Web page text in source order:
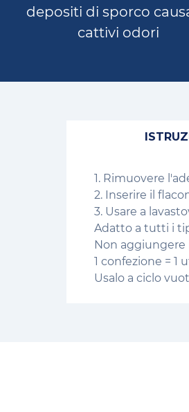
depositi di sporco
cattivi odori
1. Rimuovere
2. Inserire il
3. Usare a
Adatto a tutti i
Non aggiungere
1 confezione = 1
Usalo a ciclo